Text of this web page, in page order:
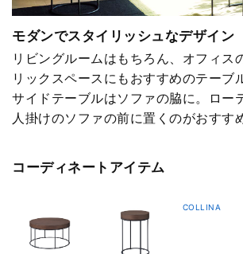
モダンでスタイリッシュなデザイン
リビングルームはもちろん、オフィス
リックスペースにもおすすめのテーブ
サイドテーブルはソファの脇に。ロー
人掛けのソファの前に置くのがおすす
コーディネートアイテム
COLLINA